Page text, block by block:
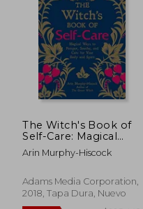
The Witch's Book of
Self-Care: Magical
Ways to Pamper,
Soothe, and Care for
(en Inglés)
Arin Murphy-Hiscock
Adams Media Corporation,
2018, Tapa Dura, Nuevo